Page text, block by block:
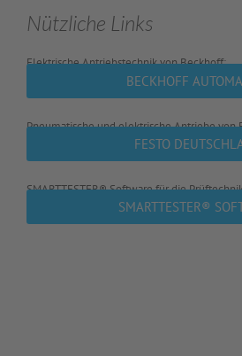
Nützliche Links
Elektrische Antriebstechnik von Beckhoff:
BECKHOFF
Pneumatische und elektrische Antriebe von
FESTO
SMARTTESTER® Software für die
SMARTTESTER®